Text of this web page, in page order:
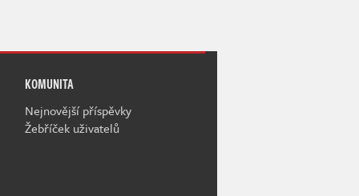
KOMUNITA
Nejnovější příspěvky
Žebříček uživatelů